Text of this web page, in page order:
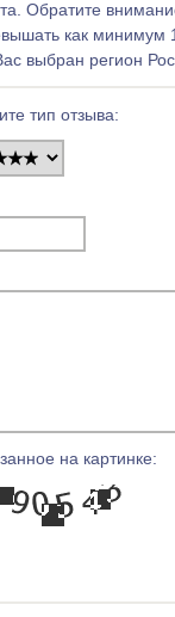
Обратите
как минимум
выбран регион
тип отзыва:
на картинке: